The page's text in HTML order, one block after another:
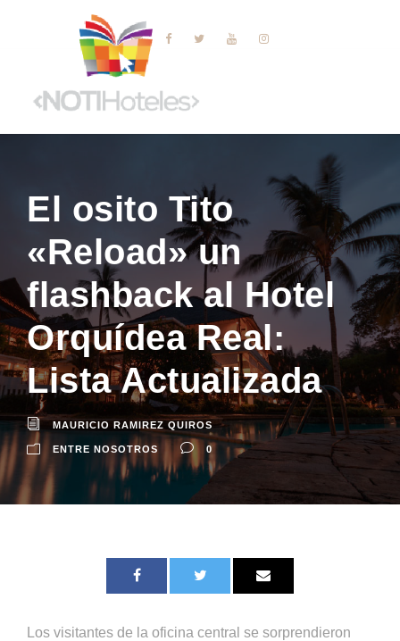
El osito Tito
«Reload» un
flashback al Hotel
Orquídea Real:
Lista Actualizada
MAURICIO RAMIREZ QUIROS
ENTRE NOSOTROS 0
Los visitantes de la oficina central se sorprendieron